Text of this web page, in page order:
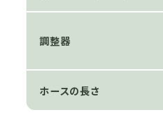
調整器
ホースの長さ